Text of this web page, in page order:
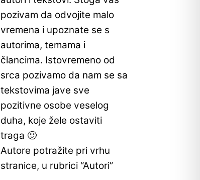
pozivam da odvojite malo
vremena i upoznate se s
autorima, temama i
člancima. Istovremeno od
srca pozivamo da nam se sa
tekstovima jave sve
pozitivne osobe veselog
duha, koje žele ostaviti
traga 🙂
Autore potražite pri vrhu
stranice, u rubrici “Autori”